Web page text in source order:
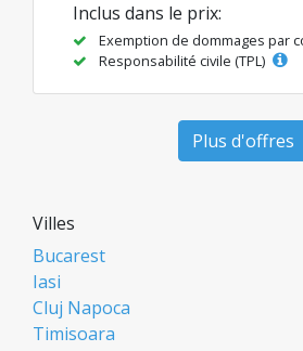
Inclus dans le prix:
Exemption de dommages par
Responsabilité civile (TPL)
Plus d'offres
Villes
Bucarest
Iasi
Cluj Napoca
Timisoara